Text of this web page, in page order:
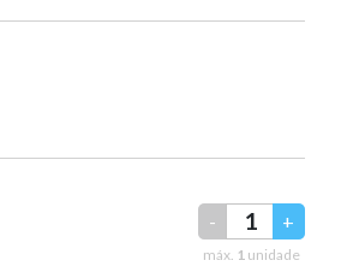
- +
máx. 1 unidade